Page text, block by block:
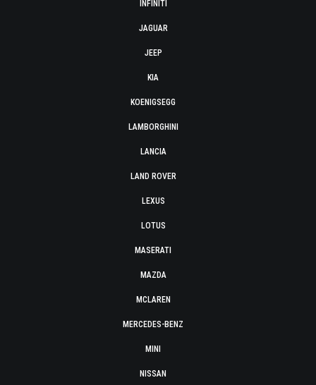
INFINITI
JAGUAR
JEEP
KIA
KOENIGSEGG
LAMBORGHINI
LANCIA
LAND ROVER
LEXUS
LOTUS
MASERATI
MAZDA
MCLAREN
MERCEDES-BENZ
MINI
NISSAN